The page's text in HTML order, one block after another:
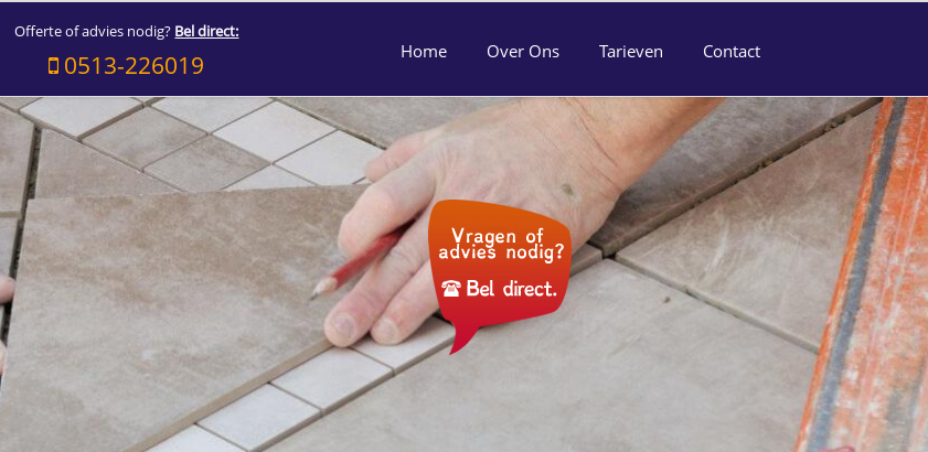
Offerte of advies nodig? Bel direct:
0513-226019 Home Over Ons Tarieven Contact